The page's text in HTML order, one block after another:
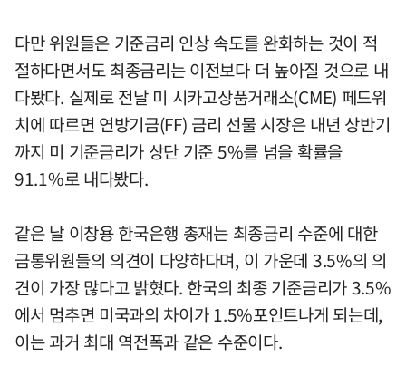
다만 위원들은 기준금리 인상 속도를 완화하는 것이 적
절하다면서도 최종금리는 이전보다 더 높아질 것으로 내
다봤다. 실제로 전날 미 시카고상품거래소(CME) 페드워
치에 따르면 연방기금(FF) 금리 선물 시장은 내년 상반기
까지 미 기준금리가 상단 기준 5%를 넘을 확률을
91.1%로 내다봤다.
같은 날 이창용 한국은행 총재는 최종금리 수준에 대한
금통위원들의 의견이 다양하다며, 이 가운데 3.5%의 의
견이 가장 많다고 밝혔다. 한국의 최종 기준금리가 3.5%
에서 멈추면 미국과의 차이가 1.5%포인트나게 되는데,
이는 과거 최대 역전폭과 같은 수준이다.